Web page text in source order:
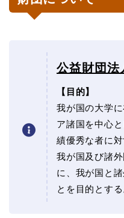
公益財団法
【目的】
我が国の大学
ア諸国を中心
績優秀な者に
我が国及び諸
に、我が国と
とを目的とする